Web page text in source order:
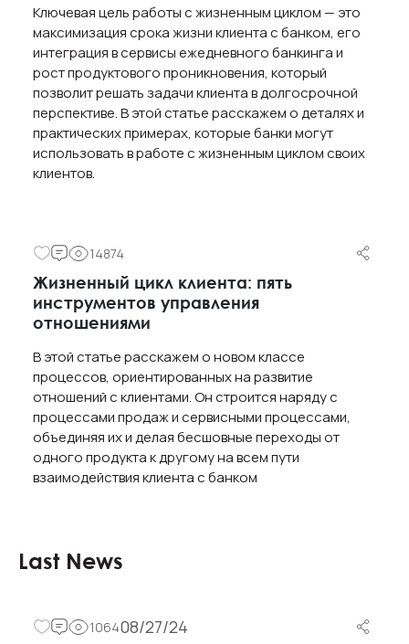
Ключевая цель работы с жизненным циклом — это
максимизация срока жизни клиента с банком, его
интеграция в сервисы ежедневного банкинга и
рост продуктового проникновения, который
позволит решать задачи клиента в долгосрочной
перспективе. В этой статье расскажем о деталях и
практических примерах, которые банки могут
использовать в работе с жизненным циклом своих
клиентов.
14874
Жизненный цикл клиента: пять
инструментов управления
отношениями
В этой статье расскажем о новом классе
процессов, ориентированных на развитие
отношений с клиентами. Он строится наряду с
процессами продаж и сервисными процессами,
объединяя их и делая бесшовные переходы от
одного продукта к другому на всем пути
взаимодействия клиента с банком
Last News
106408/27/24